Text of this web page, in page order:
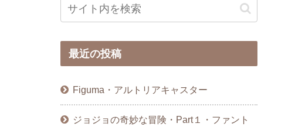
最近の投稿
Figuma・アルトリアキャスター
ジョジョの奇妙な冒険・Part１・ファント